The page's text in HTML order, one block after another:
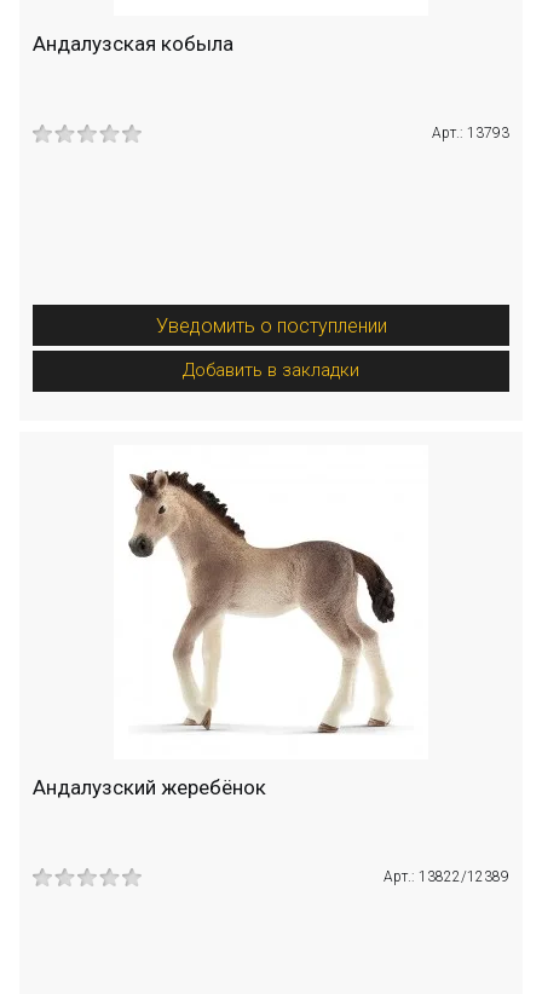
Андалузская кобыла
Арт.: 13793
Уведомить о поступлении
Добавить в закладки
Андалузский жеребёнок
Арт.: 13822/12389